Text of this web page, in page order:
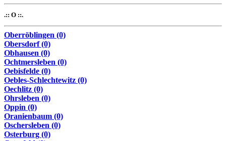
.:: O ::.
Oberröblingen (0)
Obersdorf (0)
Obhausen (0)
Ochtmersleben (0)
Oebisfelde (0)
Oebles-Schlechtewitz (0)
Oechlitz (0)
Ohrsleben (0)
Oppin (0)
Oranienbaum (0)
Oschersleben (0)
Osterburg (0)